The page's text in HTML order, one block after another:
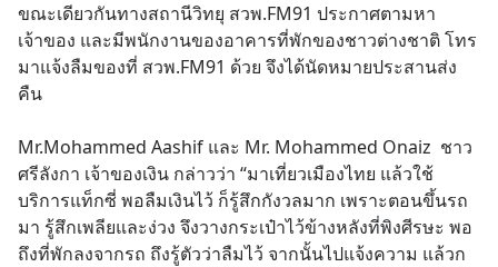
ขณะเดียวกันทางสถานีวิทยุ สวพ.FM91 ประกาศตามหา
เจ้าของ และมีพนักงานของอาคารที่พักของชาวต่างชาติ โทร
มาแจ้งลืมของที่ สวพ.FM91 ด้วย จึงได้นัดหมายประสานส่ง
คืน
Mr.Mohammed Aashif และ Mr. Mohammed Onaiz  ชาว
ศรีลังกา เจ้าของเงิน กล่าวว่า “มาเที่ยวเมืองไทย แล้วใช้
บริการแท็กซี่ พอลืมเงินไว้ ก็รู้สึกกังวลมาก เพราะตอนขึ้นรถ
มา รู้สึกเพลียและง่วง จึงวางกระเป๋าไว้ข้างหลังที่พิงศีรษะ พอ
ถึงที่พักลงจากรถ ถึงรู้ตัวว่าลืมไว้ จากนั้นไปแจ้งความ แล้วก